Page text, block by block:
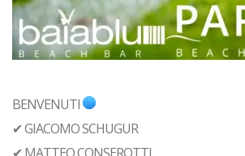
BENVENUTI
✔ GIACOMO SCHUGUR